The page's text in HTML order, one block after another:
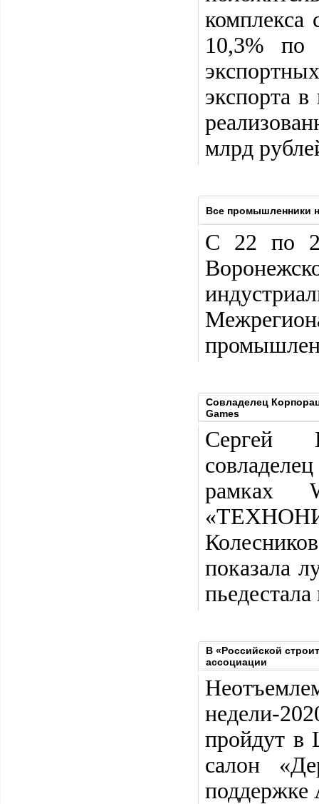
комплекса
10,3% по
экспорта
млрд
Все промышленники
С 22 по
Совладелец
Games
Сергей
рамках
показала
пьедестала
В «Российской
ассоциации
недели-
пройдут в
салон
поддержке